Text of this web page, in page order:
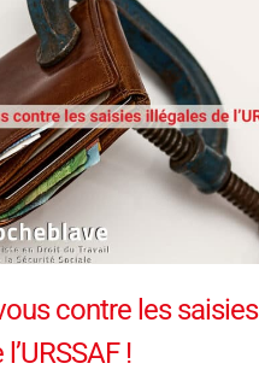
contre les saisies
!